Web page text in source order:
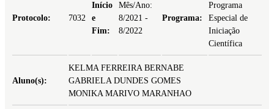
Protocolo: 7032
Início
e
Fim:
Mês/Ano:
8/2021 -
8/2022
Programa:
Programa
Especial de
Iniciação
Científica
Aluno(s):
KELMA FERREIRA BERNABE
GABRIELA DUNDES GOMES
MONIKA MARIVO MARANHAO